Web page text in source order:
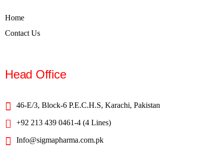
Home
Contact Us
Head Office
46-E/3, Block-6 P.E.C.H.S, Karachi, Pakistan
+92 213 439 0461-4 (4 Lines)
Info@sigmapharma.com.pk